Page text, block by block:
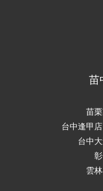
苗
苗
台中逢甲
台中
雲